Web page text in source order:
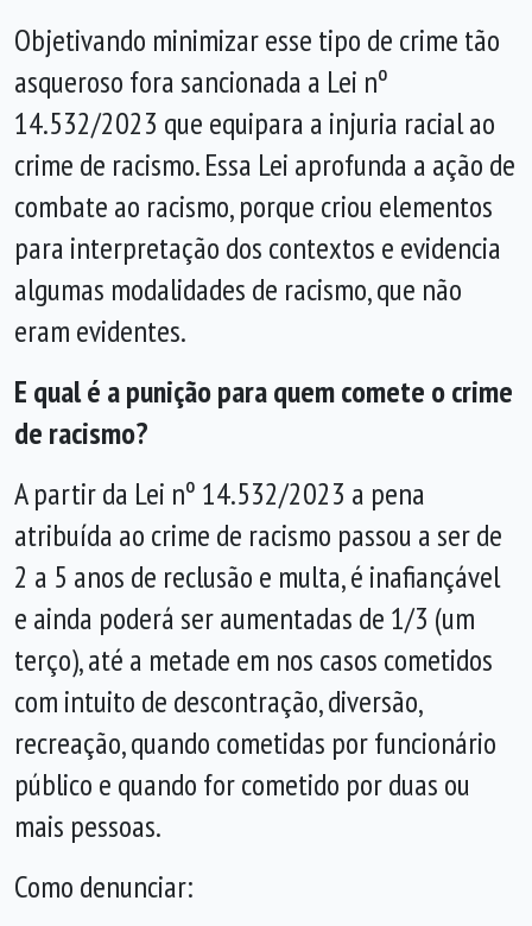
Objetivando minimizar esse tipo de crime tão
asqueroso fora sancionada a Lei nº
14.532/2023 que equipara a injuria racial ao
crime de racismo. Essa Lei aprofunda a ação de
combate ao racismo, porque criou elementos
para interpretação dos contextos e evidencia
algumas modalidades de racismo, que não
eram evidentes.
E qual é a punição para quem comete o crime
de racismo?
A partir da Lei nº 14.532/2023 a pena
atribuída ao crime de racismo passou a ser de
2 a 5 anos de reclusão e multa, é inafiançável
e ainda poderá ser aumentadas de 1/3 (um
terço), até a metade em nos casos cometidos
com intuito de descontração, diversão,
recreação, quando cometidas por funcionário
público e quando for cometido por duas ou
mais pessoas.
Como denunciar: